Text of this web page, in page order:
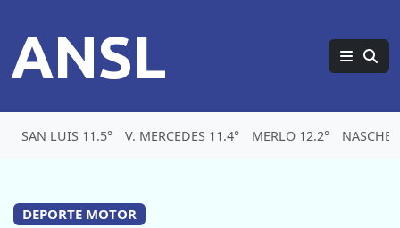
ANSL
SAN LUIS 11.5° V. MERCEDES 11.4° MERLO 12.2°
DEPORTE MOTOR